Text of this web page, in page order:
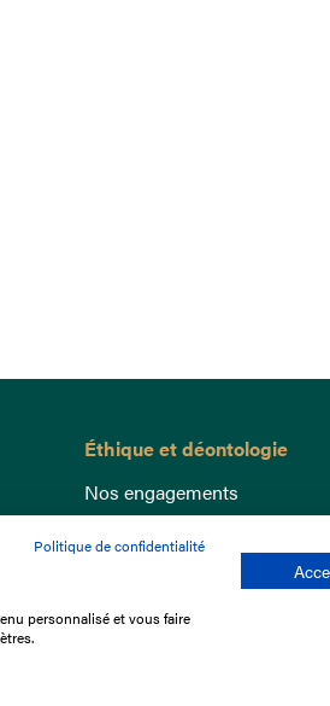
Éthique et déontologie
Nos engagements
Lutte anti-dopage
Bien être equin
Index Egalité Femmes-
Jeu responsable
Politique de confidentialité
personnalisé et vous faire